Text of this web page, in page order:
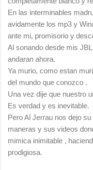
En las interminables
avidamente los mp3 y
ante mi, promisorio y
Al sonando desde mis
andaran ahora.
Ya murio, como estan
del mundo que conozco .
Una vez dije que nuestro
Es verdad y es inevitable.
Pero Al Jerrau nos dejo
maneras y sus videos
mimica inimitable ,
prodigiosa.